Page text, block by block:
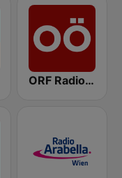
ORF Radio Oberösterreich